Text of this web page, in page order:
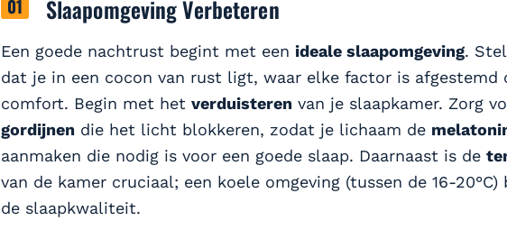
Slaapomgeving Verbeteren
Een goede nachtrust begint met eenideale slaapomgeving.
dat je in een cocon van rust ligt, waar elke factor is afgestemd
comfort. Begin met hetverduisteren van je slaapkamer. Zorg
gordijnen die het licht blokkeren, zodat je lichaam de
aanmaken die nodig is voor een goede slaap. Daarnaast is de
van de kamer cruciaal; een koele omgeving (tussen de 16-20°C)
de slaapkwaliteit.